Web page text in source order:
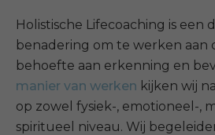
Holistische Lifecoaching is een
benadering om te werken aan
behoefte aan erkenning en
manier van werken kijken wij
op zowel fysiek-, emotioneel-,
spiritueel niveau. Wij